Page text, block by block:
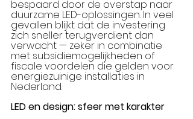
bespaard door de overstap naar
duurzame LED-oplossingen. In veel
gevallen blijkt dat de investering
zich sneller terugverdient dan
verwacht — zeker in combinatie
met subsidiemogelijkheden of
fiscale voordelen die gelden voor
energiezuinige installaties in
Nederland.
LED en design: sfeer met karakter